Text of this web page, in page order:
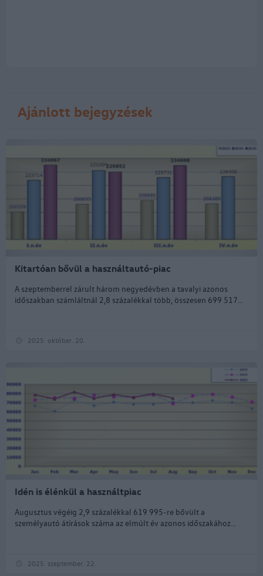
Ajánlott bejegyzések
Kitartóan bővül a használtautó-piac
A szeptemberrel zárult három negyedévben a tavalyi azonos
időszakban számláltnál 2,8 százalékkal több, összesen 699 517...
2025. október. 20.
Idén is élénkül a használtpiac
Augusztus végéig 2,9 százalékkal 619 995-re bővült a
személyautó átírások száma az elmúlt év azonos időszakához...
2025. szeptember. 22.